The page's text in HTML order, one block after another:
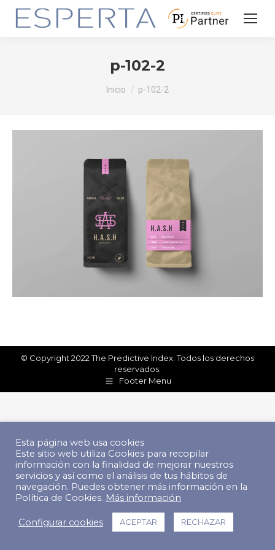
p-102-2
Estás aquí:
Inicio p-102-2
© Copyright 2022 The Predictive Index. Todos los derechos
reservados.
Footer Menu
Esta página web usa cookies
Este sitio web utiliza Cookies para recopilar
información con la finalidad de mejorar nuestros
servicios y así como el análisis de tus hábitos de
navegación. Puedes obtener más información en la
Política de Cookies. Más información
Configurar cookies ACEPTAR RECHAZAR